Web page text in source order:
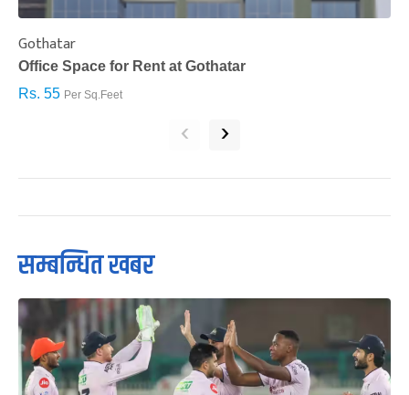
Gothatar
Office Space for Rent at Gothatar
Rs. 55 Per Sq.Feet
‹ ›
सम्बन्धित खबर